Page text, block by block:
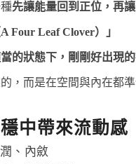
先讓能量回到正位，再
Four Leaf Clover）」
的狀態下，剛剛好出現
，而是在空間與內在都
中帶來流動感
、內斂